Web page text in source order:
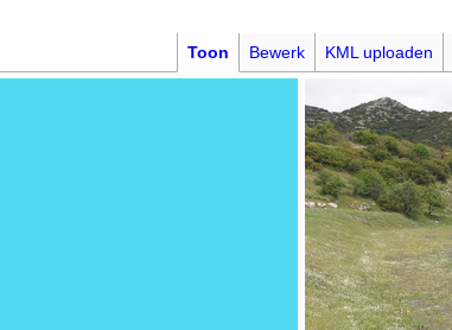
Toon Bewerk KML uploaden